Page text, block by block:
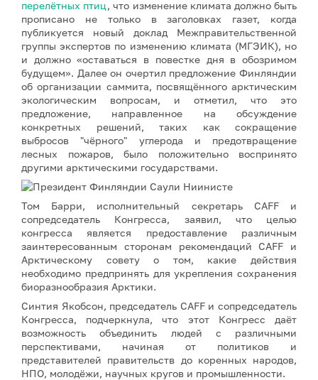
перелётных птиц, что изменение климата должно быть
прописано не только в заголовках газет, когда
публикуется новый доклад Межправительственной
группы экспертов по изменению климата (МГЭИК), но
и должно «оставаться в повестке дня в обозримом
будущем». Далее он очертил предложение Финляндии
об организации саммита, посвящённого арктическим
экологическим вопросам, и отметил, что это
предложение, направленное на обсуждение
конкретных решений, таких как сокращение
выбросов "чёрного" углерода и предотвращение
лесных пожаров, было положительно воспринято
другими арктическими государствами.
Том Барри, исполнительный секретарь CAFF и
сопредседатель Конгресса, заявил, что целью
конгресса является предоставление различным
заинтересованным сторонам рекомендаций CAFF и
Арктическому совету о том, какие действия
необходимо предпринять для укрепления сохранения
биоразнообразия Арктики.
Синтия Якобсон, председатель CAFF и сопредседатель
Конгресса, подчеркнула, что этот Конгресс даёт
возможность объединить людей с различными
перспективами, начиная от политиков и
представителей правительств до коренных народов,
НПО, молодёжи, научных кругов и промышленности.